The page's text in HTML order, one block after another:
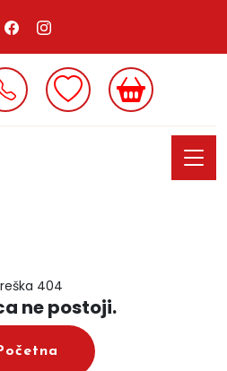
404
ne postoji.